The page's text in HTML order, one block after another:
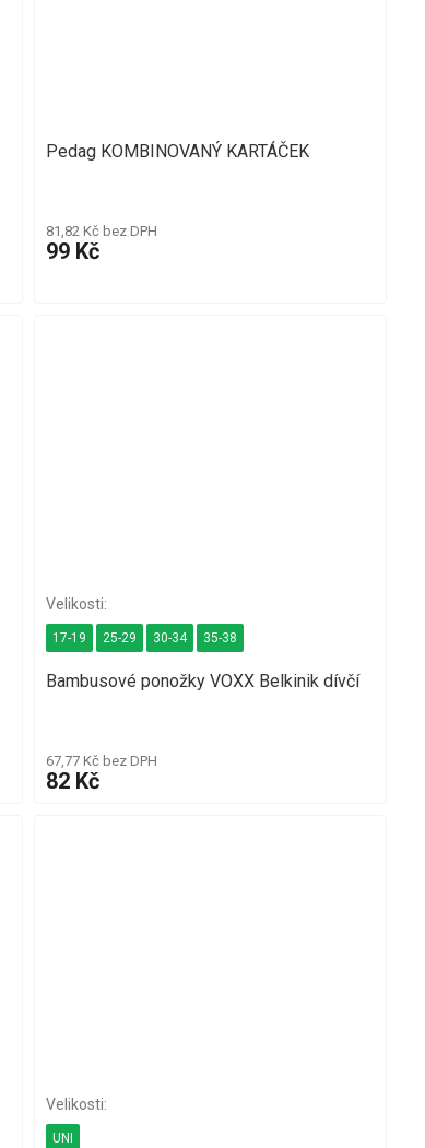
Pedag KOMBINOVANÝ KARTÁČEK
81,82 Kč bez DPH
99 Kč
Bambusové ponožky VOXX Belkinik dívčí
67,77 Kč bez DPH
82 Kč
17-19 25-29 30-34 35-38
UNI